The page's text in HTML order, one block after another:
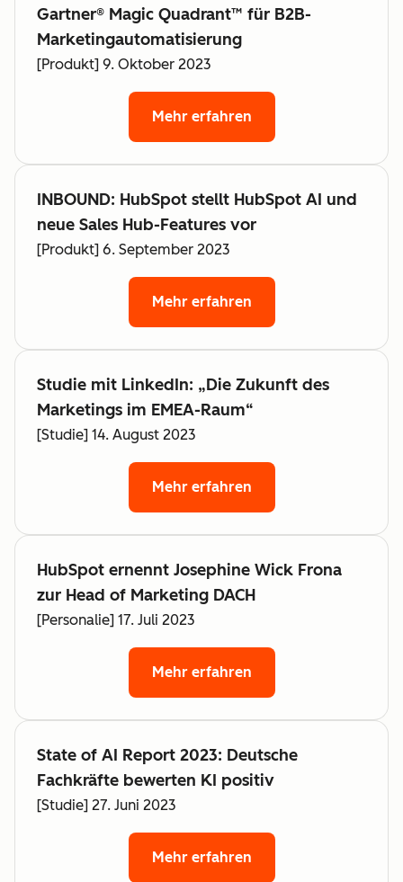
Gartner® Magic Quadrant™ für B2B-
Marketingautomatisierung
[Produkt] 9. Oktober 2023
Mehr erfahren
INBOUND: HubSpot stellt HubSpot AI und
neue Sales Hub-Features vor
[Produkt] 6. September 2023
Mehr erfahren
Studie mit LinkedIn: „Die Zukunft des
Marketings im EMEA-Raum“
[Studie] 14. August 2023
Mehr erfahren
HubSpot ernennt Josephine Wick Frona
zur Head of Marketing DACH
[Personalie] 17. Juli 2023
Mehr erfahren
State of AI Report 2023: Deutsche
Fachkräfte bewerten KI positiv
[Studie] 27. Juni 2023
Mehr erfahren